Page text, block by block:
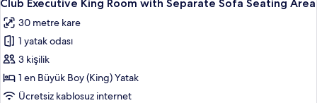
Breakfast
hakkında
daha
fazla
detay
Executive
King
Room
with
Separate
Sofa
Club Executive King Room with Separate Sofa Seating Area
30 metre kare
1 yatak odası
3 kişilik
1 en Büyük Boy (King) Yatak
Ücretsiz kablosuz internet